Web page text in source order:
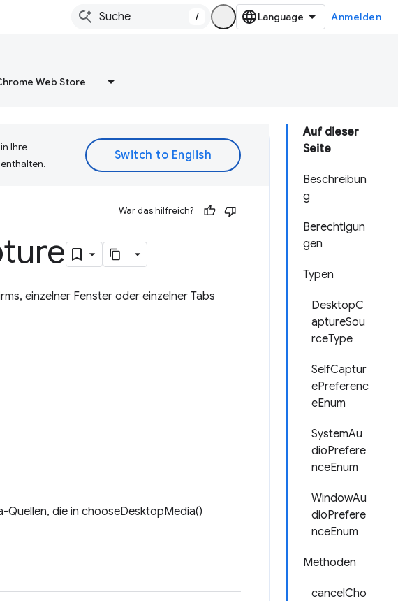
/ Anmelden
Web Store
Auf dieser
Seite
Beschreibun
g
Berechtigun
gen
Typen
DesktopC
aptureSou
rceType
SelfCaptur
ePreferenc
eEnum
SystemAu
dioPrefere
nceEnum
WindowAu
dioPrefere
nceEnum
Methoden
cancelCho
Ihre
War das hilfreich?
einzelner Fenster oder einzelner Tabs
die in chooseDesktopMedia()